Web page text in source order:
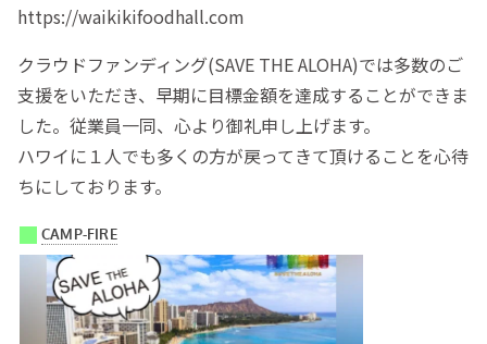
https://waikikifoodhall.com
クラウドファンディング(SAVE THE ALOHA)では多数のご
支援をいただき、早期に目標金額を達成することができま
した。従業員一同、心より御礼申し上げます。
ハワイに１人でも多くの方が戻ってきて頂けることを心待
ちにしております。